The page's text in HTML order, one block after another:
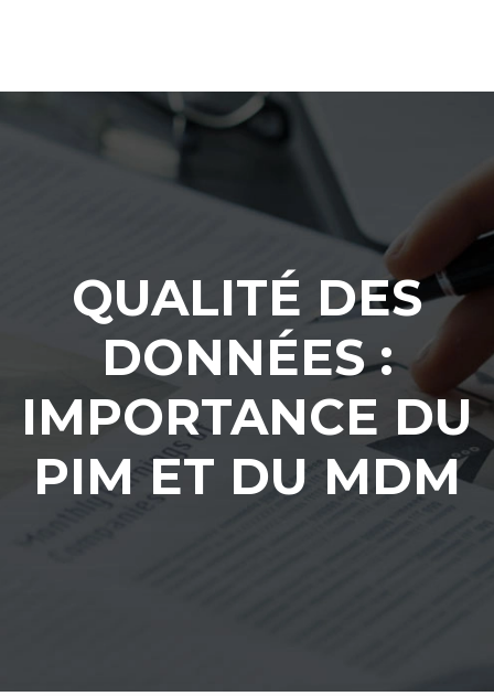
QUALITÉ DES
DONNÉES :
IMPORTANCE DU
PIM ET DU MDM